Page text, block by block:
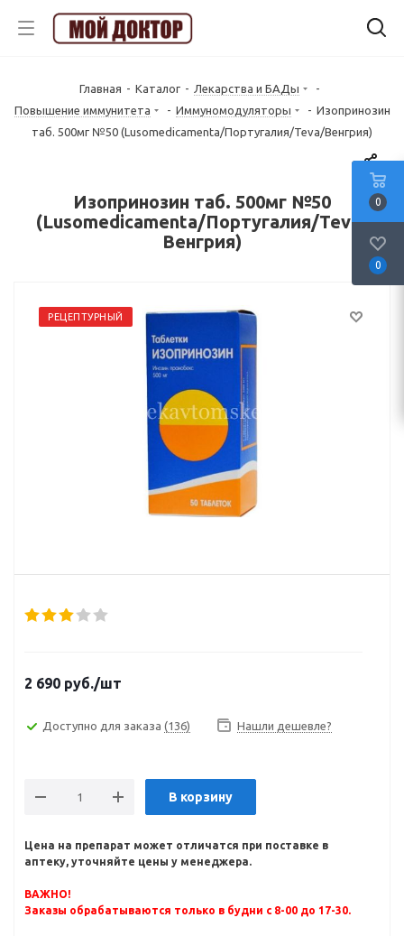
Главная - Каталог - Лекарства и БАДы
-
Повышение иммунитета
- Иммуномодуляторы - Изопринозин
таб. 500мг №50 (Lusomedicamenta/Португалия/Teva/Венгрия)
Изопринозин таб. 500мг №50
(Lusomedicamenta/Португалия/Teva/
Венгрия)
РЕЦЕПТУРНЫЙ
2 690 руб./шт
Доступно для заказа (136) Нашли дешевле?
В корзину
Цена на препарат может отличатся при поставке в
аптеку, уточняйте цены у менеджера.
ВАЖНО!
Заказы обрабатываются только в будни с 8-00 до 17-30.
0
0